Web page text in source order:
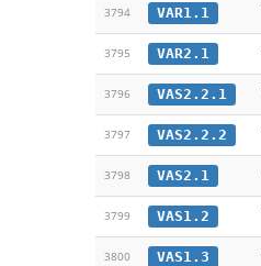
3794 VAR1.1
3795 VAR2.1
3796 VAS2.2.1
3797 VAS2.2.2
3798 VAS2.1
3799 VAS1.2
3800 VAS1.3